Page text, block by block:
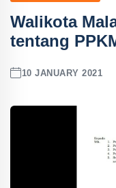
Walikota
tentang
10 JANUARY 2021